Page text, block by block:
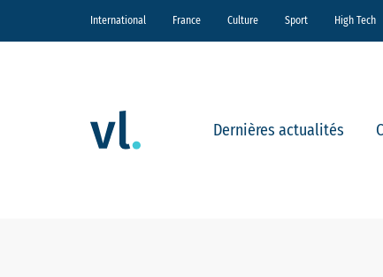
International France Culture Sport High Tech
Dernières actualités